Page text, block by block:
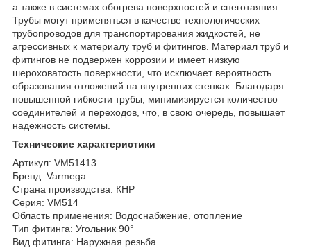
а также в системах обогрева поверхностей и снеготаяния.
Трубы могут применяться в качестве технологических
трубопроводов для транспортирования жидкостей, не
агрессивных к материалу труб и фитингов. Материал труб и
фитингов не подвержен коррозии и имеет низкую
шероховатость поверхности, что исключает вероятность
образования отложений на внутренних стенках. Благодаря
повышенной гибкости трубы, минимизируется количество
соединителей и переходов, что, в свою очередь, повышает
надежность системы.
Технические характеристики
Артикул: VM51413
Бренд: Varmega
Страна производства: КНР
Серия: VM514
Область применения: Водоснабжение, отопление
Тип фитинга: Угольник 90°
Вид фитинга: Наружная резьба